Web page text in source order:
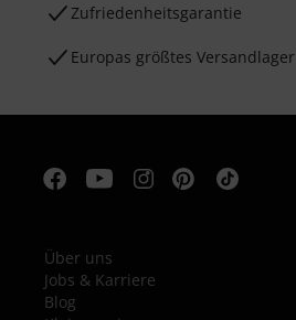
Zufriedenheitsgarantie
Europas größtes Versandlager
Über uns
Jobs & Karriere
Blog